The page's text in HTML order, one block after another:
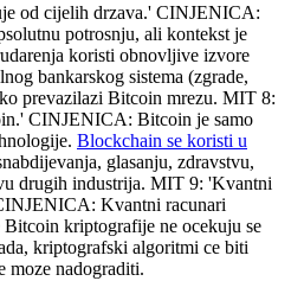
od cijelih drzava.' CINJENICA:
potrosnju, ali kontekst je
koristi obnovljive izvore
bankarskog sistema (zgrade,
prevazilazi Bitcoin mrezu. MIT 8:
CINJENICA: Bitcoin je samo
Blockchain se koristi u
glasanju, zdravstvu,
drugih industrija. MIT 9: 'Kvantni
Kvantni racunari
kriptografije ne ocekuju se
kriptografski algoritmi ce biti
moze nadograditi.